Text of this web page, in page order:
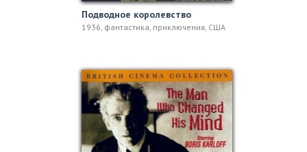
Подводное королевство
1936, фантастика, приключения, США